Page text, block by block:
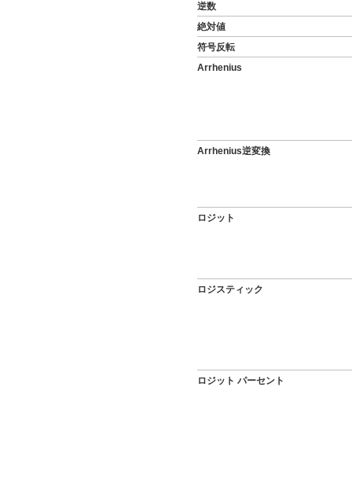
逆数
絶対値
符号反転
Arrhenius
Arrhenius逆変換
ロジット
ロジスティック
ロジット パーセント